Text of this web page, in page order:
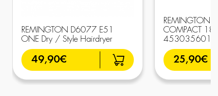
REMINGTON D6077 E51
ONE Dry / Style Hairdryer
49,90€
REMINGTON
COMPACT
25,90€